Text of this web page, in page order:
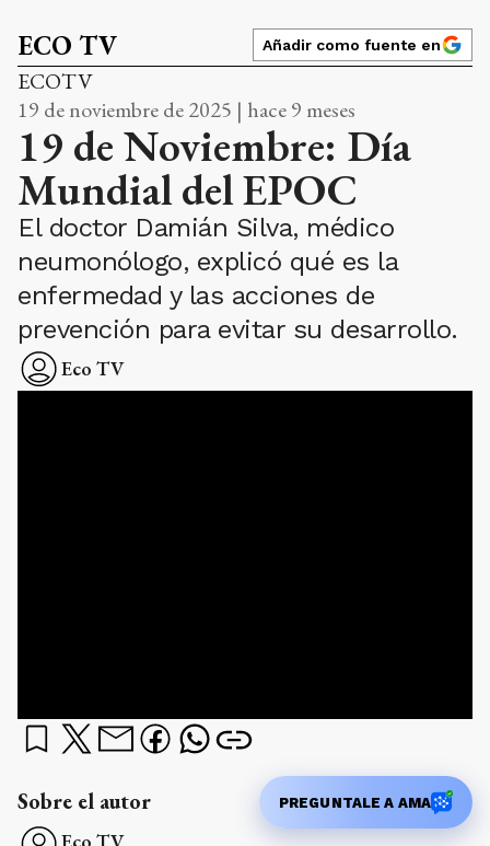
ECO TV Añadir como fuente en
ECOTV
19 de noviembre de 2025 | hace 9 meses
19 de Noviembre: Día
Mundial del EPOC
El doctor Damián Silva, médico
neumonólogo, explicó qué es la
enfermedad y las acciones de
prevención para evitar su desarrollo.
Eco TV
Sobre el autor PREGUNTALE A AMA